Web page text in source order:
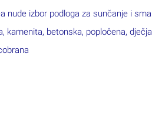
nude izbor podloga za sunčanje i
kamenita, betonska, popločena, dječja